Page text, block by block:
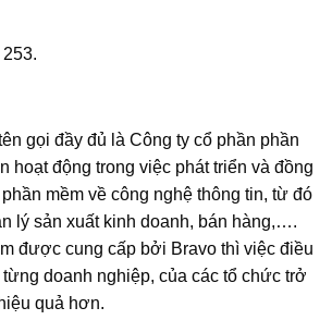
gọi đầy đủ là Công ty cổ phần phần
hoạt động trong việc phát triển và đồng
mềm về công nghệ thông tin, từ đó
lý sản xuất kinh doanh, bán hàng,….
được cung cấp bởi Bravo thì việc điều
từng doanh nghiệp, của các tổ chức trở
quả hơn.